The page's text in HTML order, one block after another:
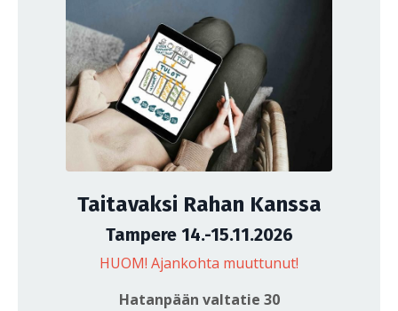
Taitavaksi Rahan Kanssa
Tampere 14.-15.11.2026
HUOM! Ajankohta muuttunut!
Hatanpään valtatie 30